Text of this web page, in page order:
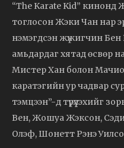
“The Karate Kid”
тоглосон Жэки Чан нар
нэмэгдсэн жүжигчин
амьдардаг хятад өсвөр
Мистер Хан болон
каратэгийн ур чадвар
тэмцээн”-д түрүүлэхийг
Вен, Жошуа Жэксон,
Олэф, Шонетт Рэнэ